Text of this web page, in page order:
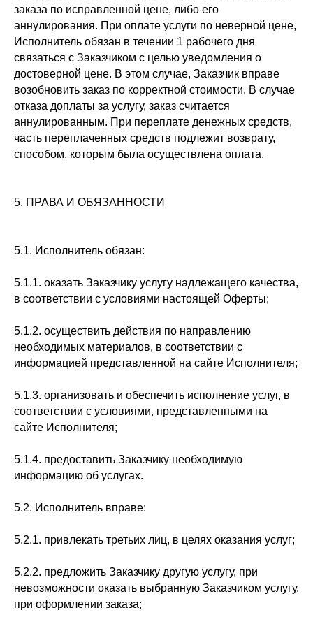
заказа по исправленной цене, либо его
аннулирования. При оплате услуги по неверной цене,
Исполнитель обязан в течении 1 рабочего дня
связаться с Заказчиком с целью уведомления о
достоверной цене. В этом случае, Заказчик вправе
возобновить заказ по корректной стоимости. В случае
отказа доплаты за услугу, заказ считается
аннулированным. При переплате денежных средств,
часть переплаченных средств подлежит возврату,
способом, которым была осуществлена оплата.
5. ПРАВА И ОБЯЗАННОСТИ
5.1. Исполнитель обязан:
5.1.1. оказать Заказчику услугу надлежащего качества,
в соответствии с условиями настоящей Оферты;
5.1.2. осуществить действия по направлению
необходимых материалов, в соответствии с
информацией представленной на сайте Исполнителя;
5.1.3. организовать и обеспечить исполнение услуг, в
соответствии с условиями, представленными на
сайте Исполнителя;
5.1.4. предоставить Заказчику необходимую
информацию об услугах.
5.2. Исполнитель вправе:
5.2.1. привлекать третьих лиц, в целях оказания услуг;
5.2.2. предложить Заказчику другую услугу, при
невозможности оказать выбранную Заказчиком услугу,
при оформлении заказа;